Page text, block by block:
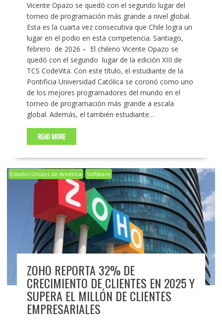
Vicente Opazo se quedó con el segundo lugar del
torneo de programación más grande a nivel global.
Esta es la cuarta vez consecutiva que Chile logra un
lugar en el podio en esta competencia. Santiago,
febrero de 2026 – El chileno Vicente Opazo se
quedó con el segundo lugar de la edición XIII de
TCS CodeVita. Con este título, el estudiante de la
Pontificia Universidad Católica se coronó como uno
de los mejores programadores del mundo en el
torneo de programación más grande a escala
global. Además, el también estudiante…
READ MORE
Estados Unidos de América Software
ZOHO REPORTA 32% DE
CRECIMIENTO DE CLIENTES EN 2025 Y
SUPERA EL MILLÓN DE CLIENTES
EMPRESARIALES